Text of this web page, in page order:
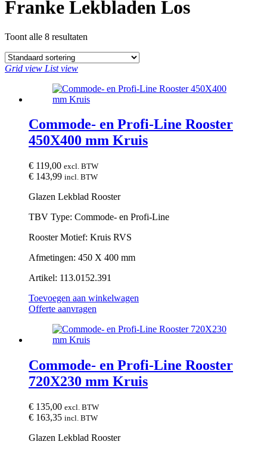
Franke Lekbladen Los
Toont alle 8 resultaten
Grid view List view
Commode- en Profi-Line Rooster
450X400 mm Kruis
€ 119,00 excl. BTW
€ 143,99 incl. BTW
Glazen Lekblad Rooster
TBV Type: Commode- en Profi-Line
Rooster Motief: Kruis RVS
Afmetingen: 450 X 400 mm
Artikel: 113.0152.391
Toevoegen aan winkelwagen
Offerte aanvragen
Commode- en Profi-Line Rooster
720X230 mm Kruis
€ 135,00 excl. BTW
€ 163,35 incl. BTW
Glazen Lekblad Rooster